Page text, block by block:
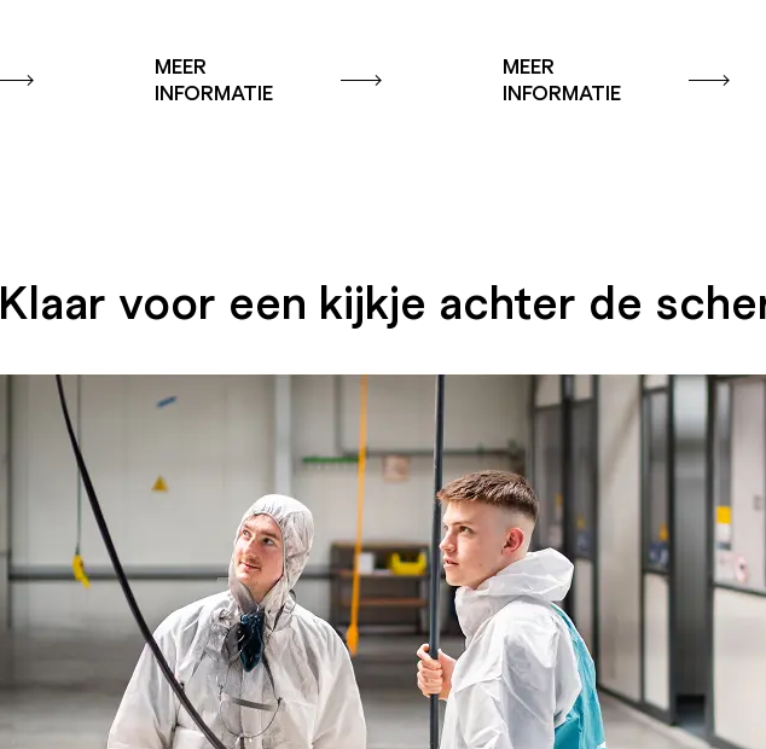
MEER
INFORMATIE
MEER
INFORMATIE
Klaar voor een kijkje achter de